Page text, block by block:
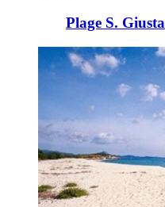
Plage S. Giusta